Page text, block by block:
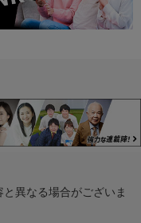
異なる場合がございま